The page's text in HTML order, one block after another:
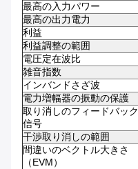
最高の入力パワー
最高の出力電力
利益
利益調整の範囲
電圧定在波比
雑音指数
インバンドさざ波
電力増幅器の振動の保護
取り消しのフィードバック
信号
干渉取り消しの範囲
間違いのベクトル大きさ
（EVM）